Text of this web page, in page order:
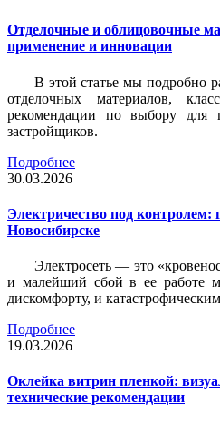
Отделочные и облицовочные
применение и инновации
В этой статье мы подробно
отделочных материалов,
рекомендации по выбору для
застройщиков.
Подробнее
30.03.2026
Электричество под контролем:
Новосибирске
Электросеть — это
и малейший сбой в ее работе
дискомфорту, и
Подробнее
19.03.2026
Оклейка витрин пленкой:
технические рекомендации